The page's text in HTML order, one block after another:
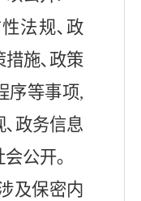
法规､政
措施､政策
序等事项,
､政务信息
公开｡
及保密内